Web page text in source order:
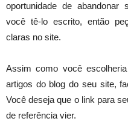
oportunidade de abandonar
você tê-lo escrito, então
claras no site.
Assim como você
artigos do blog do seu site,
Você deseja que o link para
de referência vier.